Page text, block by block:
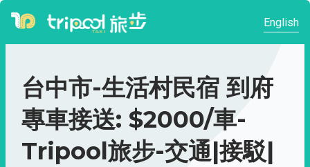
English
台中市-生活村民宿 到府
專車接送: $2000/車-
Tripool旅步-交通|接駁|